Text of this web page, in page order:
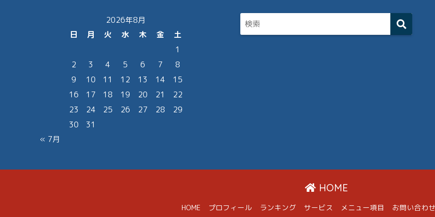
2026年8月
日
月 火 水 木 金
土
1
2
3 4 5 6 7
8
9
10 11 12 13 14
15
16
17 18 19 20 21
22
23
24 25 26 27 28
29
30
31
« 7月
HOME
HOME プロフィール ランキング サービス メニュー項目 お問い合わせ